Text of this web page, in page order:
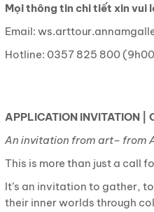
Mọi thông tin chi tiết xin vui
Email:
Hotline: 0357 825 800
APPLICATION INVITATION |
An invitation from art– from
This is more than just a call
It’s an invitation to gather,
their inner worlds through